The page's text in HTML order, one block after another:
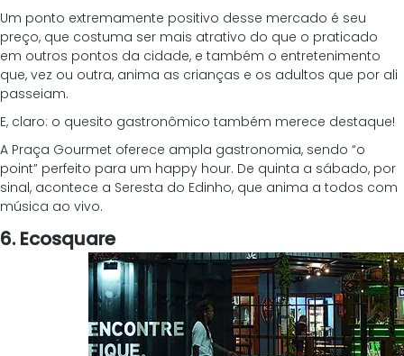
Um ponto extremamente positivo desse mercado é seu
preço, que costuma ser mais atrativo do que o praticado
em outros pontos da cidade, e também o entretenimento
que, vez ou outra, anima as crianças e os adultos que por ali
passeiam.
E, claro: o quesito gastronômico também merece destaque!
A Praça Gourmet oferece ampla gastronomia, sendo “o
point” perfeito para um happy hour. De quinta a sábado, por
sinal, acontece a Seresta do Edinho, que anima a todos com
música ao vivo.
6. Ecosquare